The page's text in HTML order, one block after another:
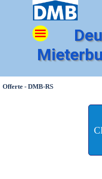
Direkt zum Seiteninhalt
Menü überspringen
Offerte - DMB-RS